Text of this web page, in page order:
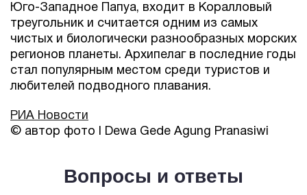
Юго-Западное Папуа, входит в Коралловый
треугольник и считается одним из самых
чистых и биологически разнообразных морских
регионов планеты. Архипелаг в последние годы
стал популярным местом среди туристов и
любителей подводного плавания.
РИА Новости
© автор фото I Dewa Gede Agung Pranasiwi
Вопросы и ответы